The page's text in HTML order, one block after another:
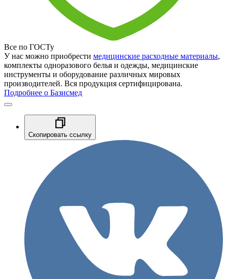
Все по ГОСТу
У нас можно приобрести медицинские расходные материалы,
комплекты одноразового белья и одежды, медицинские
инструменты и оборудование различных мировых
производителей. Вся продукция сертифицирована.
Подробнее о Базисмед
Скопировать ссылку